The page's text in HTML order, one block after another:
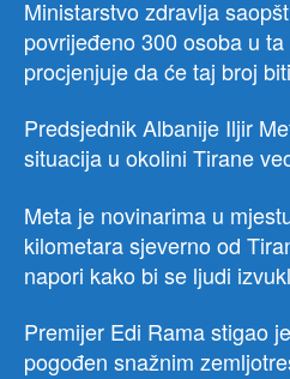
Ministarstvo zdravlja
povrijeđeno 300 osoba u
procjenjuje da će taj broj
Predsjednik Albanije Iljir
situacija u okolini Tirane
Meta je novinarima u
kilometara sjeverno od
napori kako bi se ljudi
Premijer Edi Rama stigao
pogođen snažnim